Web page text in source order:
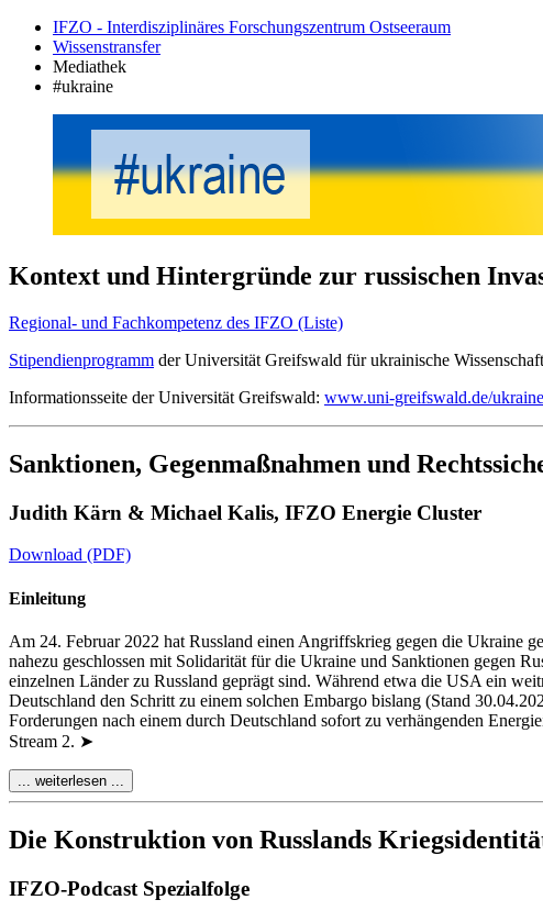
IFZO - Interdisziplinäres Forschungszentrum Ostseeraum
Wissenstransfer
Mediathek
#ukraine
Kontext und Hintergründe zur russischen
Regional- und Fachkompetenz des IFZO (Liste)
Stipendienprogramm der Universität Greifswald für ukrainische
Informationsseite der Universität Greifswald: www.uni-greifswald.de/ukraine
Sanktionen, Gegenmaßnahmen und
Judith Kärn & Michael Kalis, IFZO Energie Cluster
Download (PDF)
Einleitung
Am 24. Februar 2022 hat Russland einen Angriffskrieg gegen die Ukraine
nahezu geschlossen mit Solidarität für die Ukraine und Sanktionen gegen
einzelnen Länder zu Russland geprägt sind. Während etwa die USA ein
Deutschland den Schritt zu einem solchen Embargo bislang (Stand
Forderungen nach einem durch Deutschland sofort zu verhängenden
Stream 2. ➤
... weiterlesen ...
Deutschland und Russland keineswegs der ausschließliche Bestandteil der
war die Inbetriebnahme auch weiterhin fraglich, wurde das Projekt von
durch Russland mündete, besiegelte (vorerst) das vorzeitige Schicksal von
ausstehende Genehmigung zum Betrieb der Gasleitung ausgesetzt, den
Die Konstruktion von Russlands
IFZO-Podcast Spezialfolge